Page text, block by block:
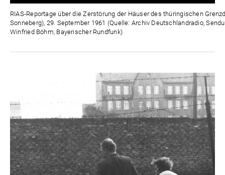
Zeit
RIAS-Reportage über die Zerstörung der Häuser des thüringischen
Sonneberg), 29. September 1961 (Quelle: Archiv Deutschlandradio,
Winfried Böhm, Bayerischer Rundfunk)